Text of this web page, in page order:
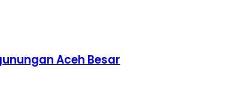
Aceh Besar